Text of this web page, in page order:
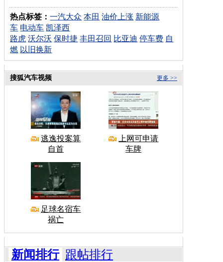
热点标签：一汽大众 本田 油价上涨 新能源
车 电动车 凯泽西
路虎 沃尔沃 保时捷 丰田召回 比亚迪 停车费 自
燃 以旧换新
更多 >>
搜狐汽车视频
逃逸投案算
自首
上网可申请
车牌
足球名宿车
祸亡
新闻排行 跟帖排行